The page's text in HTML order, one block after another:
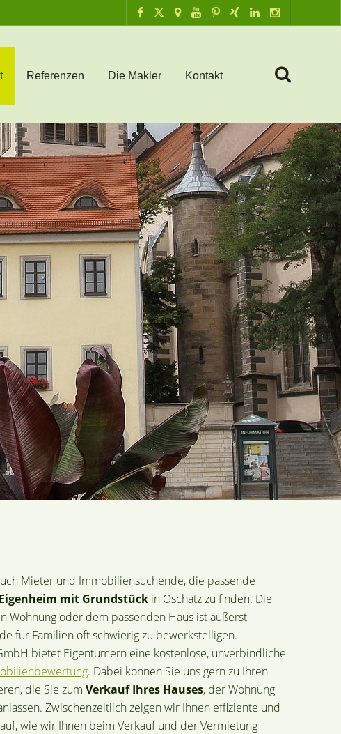
Referenzen Die Makler Kontakt
Mieter und Immobiliensuchende, die passende
Eigenheim mit Grundstück in Oschatz zu finden. Die
Wohnung oder dem passenden Haus ist äußerst
für Familien oft schwierig zu bewerkstelligen.
bietet Eigentümern eine kostenlose, unverbindliche
. Dabei können Sie uns gern zu Ihren
die Sie zum Verkauf Ihres Hauses, der Wohnung
Zwischenzeitlich zeigen wir Ihnen effiziente und
wie wir Ihnen beim Verkauf und der Vermietung